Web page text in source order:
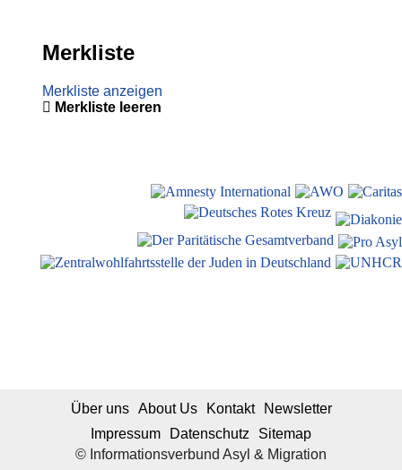
Merkliste
Merkliste anzeigen
Merkliste leeren
© Informationsverbund Asyl & Migration
Über uns About Us Kontakt
Newsletter
Impressum
Datenschutz Sitemap